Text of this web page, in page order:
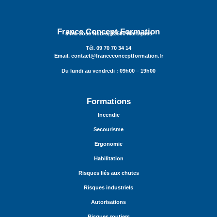
France Concept Formation
3 Av. José Nobre, 13500 Martigues
Tél. 09 70 70 34 14
Email. contact@franceconceptformation.fr
Du lundi au vendredi : 09h00 – 19h00
Formations
Incendie
Secourisme
Ergonomie
Habilitation
Risques liés aux chutes
Risques industriels
Autorisations